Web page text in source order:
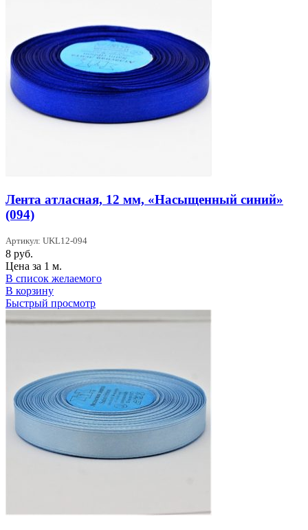
Лента атласная, 12 мм, «Насыщенный синий»
(094)
Артикул: UKL12-094
8 руб.
Цена за 1 м.
В список желаемого
В корзину
Быстрый просмотр